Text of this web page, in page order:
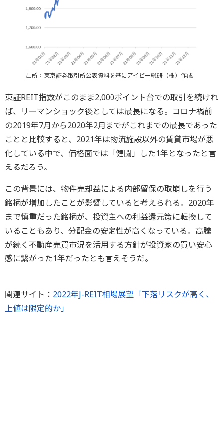
出所：東京証券取引所公表資料を基にアイビー総研（株）作成
東証REIT指数がこのまま2,000ポイント台での取引を続けれ
ば、リーマンショック後としては最長になる。コロナ禍前
の2019年7月から2020年2月までがこれまでの最長であった
ことと比較すると、2021年は物流施設以外の賃貸市場が悪
化している中で、価格面では「健闘」した1年となったと言
えるだろう。
この背景には、物件売却益による内部留保の取崩しを行う
銘柄が増加したことが影響していると考えられる。2020年
まで慎重だった銘柄が、投資主への利益還元策に転換して
いることもあり、分配金の安定性が高くなっている。高騰
が続く不動産売買市況を活用する方針が投資家の買い安心
感に繋がった1年だったとも言えそうだ。
関連サイト： 2022年J-REIT相場展望「下落リスクが高く、
上値は限定的か」